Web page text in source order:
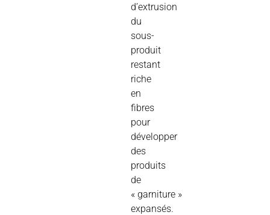
d’extrusion
du
sous-
produit
restant
riche
en
fibres
pour
développer
des
produits
de
« garniture »
expansés.